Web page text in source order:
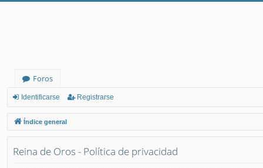
Foros
Identificarse Registrarse
Índice general
Reina de Oros - Política de privacidad